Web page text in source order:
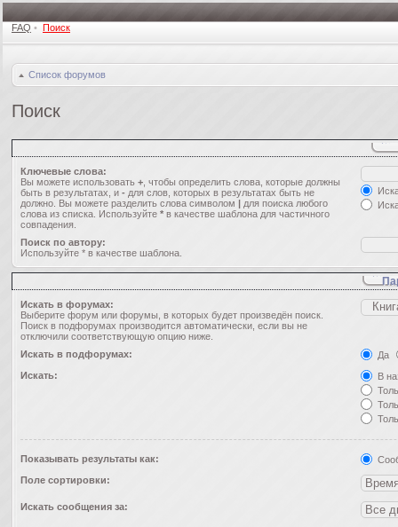
FAQ • Поиск
Список форумов
Поиск
Ключевые слова:
Вы можете использовать + , чтобы определить слова, которые должны
быть в результатах, и - для слов, которых в результатах быть не
должно. Вы можете разделить слова символом | для поиска любого
слова из списка. Используйте * в качестве шаблона для частичного
совпадения.
Поиск по автору:
Используйте * в качестве шаблона.
Искать в форумах:
Выберите форум или форумы, в которых будет произведён поиск.
Поиск в подфорумах производится автоматически, если вы не
отключили соответствующую опцию ниже.
Искать в подфорумах:
Да
Искать:
В
Показывать результаты как:
Поле сортировки:
Искать сообщения за: